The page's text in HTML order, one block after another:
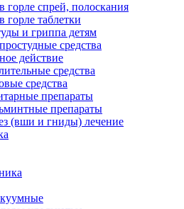
горле спрей, полоскания
горле таблетки
и гриппа детям
средства
действие
средства
средства
препараты
препараты
(вши и гниды) лечение